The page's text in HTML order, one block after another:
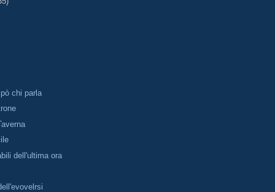
chi parla
dell'ultima ora